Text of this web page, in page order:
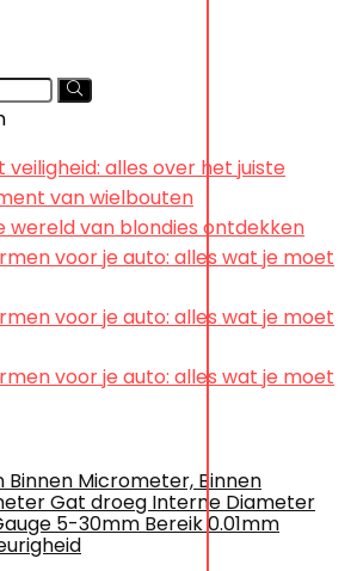
veiligheid: alles over het juiste
van wielbouten
wereld van blondies ontdekken
voor je auto: alles wat je moet
voor je auto: alles wat je moet
voor je auto: alles wat je moet
Binnen Micrometer, Binnen
Gat droeg Interne Diameter
5-30mm Bereik 0.01mm